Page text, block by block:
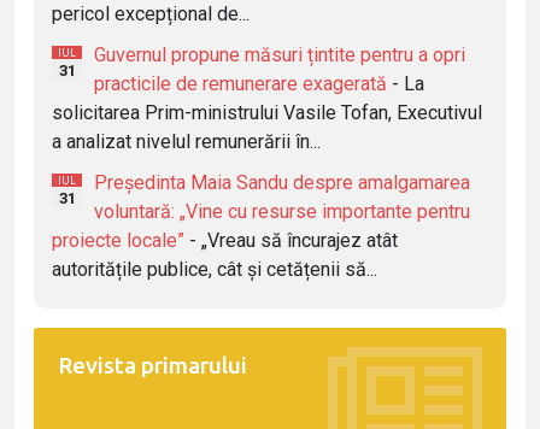
pericol excepțional de...
IUL
31
Guvernul propune măsuri țintite pentru a opri
practicile de remunerare exagerată - La
solicitarea Prim-ministrului Vasile Tofan, Executivul
a analizat nivelul remunerării în...
IUL
31
Președinta Maia Sandu despre amalgamarea
voluntară: „Vine cu resurse importante pentru
proiecte locale” - „Vreau să încurajez atât
autoritățile publice, cât și cetățenii să...
Revista primarului